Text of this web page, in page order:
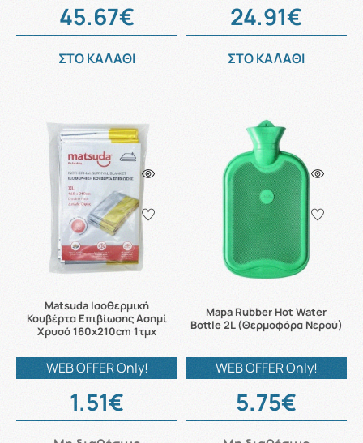
45.67€
ΣΤΟ ΚΑΛΑΘΙ
24.91€
ΣΤΟ ΚΑΛΑΘΙ
Matsuda Ισοθερμική
Κουβέρτα Επιβίωσης Ασημί
Χρυσό 160x210cm 1τμχ
WEB OFFER Only!
1.51€
Mapa Rubber Hot Water
Bottle 2L (Θερμοφόρα Νερού)
WEB OFFER Only!
5.75€